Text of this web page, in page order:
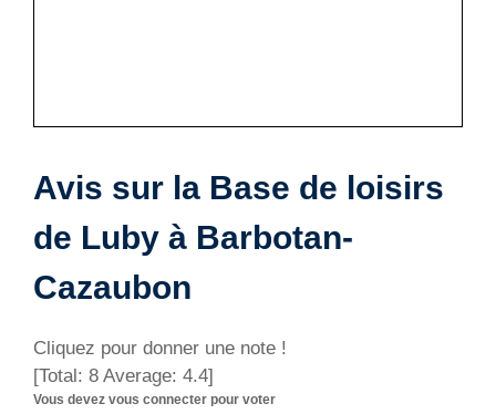
Avis sur la Base de loisirs
de Luby à Barbotan-
Cazaubon
Cliquez pour donner une note !
[Total: 8 Average: 4.4]
Vous devez vous connecter pour voter